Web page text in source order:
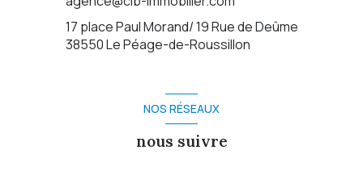
17 place Paul Morand/ 19 Rue de Deûme
38550Le Péage-de-Roussillon
NOS RÉSEAUX
nous suivre